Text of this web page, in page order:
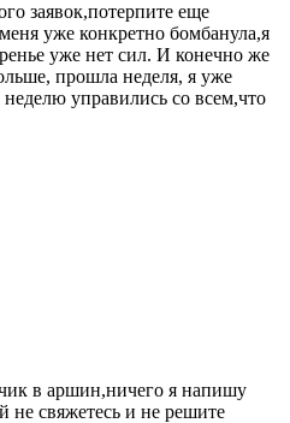
заявок,потерпите еще
уже конкретно бомбанула,я
уже нет сил. И конечно же
прошла неделя, я уже
управились со всем,что
в аршин,ничего я напишу
не свяжетесь и не решите